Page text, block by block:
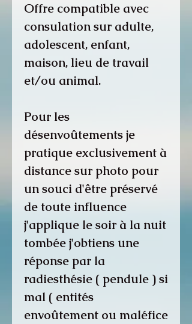
Offre compatible avec
consulation sur adulte,
adolescent, enfant,
maison, lieu de travail
et/ou animal.
Pour les
désenvoûtements je
pratique exclusivement à
distance sur photo pour
un souci d'être préservé
de toute influence
j'applique le soir à la nuit
tombée j'obtiens une
réponse par la
radiesthésie ( pendule ) si
mal ( entités
envoûtement ou maléfice